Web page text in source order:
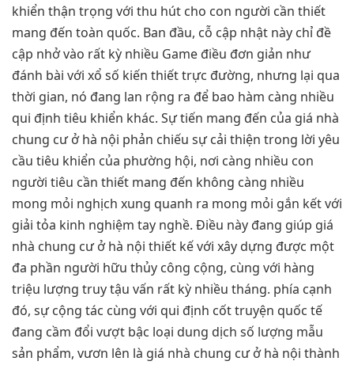
khiển thận trọng với thu hút cho con người cần thiết
mang đến toàn quốc. Ban đầu, cỗ cập nhật này chỉ đề
cập nhở vào rất kỳ nhiều Game điều đơn giản như
đánh bài với xổ số kiến thiết trực đường, nhưng lại qua
thời gian, nó đang lan rộng ra để bao hàm càng nhiều
qui định tiêu khiển khác. Sự tiến mang đến của giá nhà
chung cư ở hà nội phản chiếu sự cải thiện trong lời yêu
cầu tiêu khiển của phường hội, nơi càng nhiều con
người tiêu cần thiết mang đến không càng nhiều
mong mỏi nghịch xung quanh ra mong mỏi gắn kết với
giải tỏa kinh nghiệm tay nghề. Điều này đang giúp giá
nhà chung cư ở hà nội thiết kế với xây dựng được một
đa phần người hữu thủy công cộng, cùng với hàng
triệu lượng truy tậu vấn rất kỳ nhiều tháng. phía cạnh
đó, sự cộng tác cùng với qui định cốt truyện quốc tế
đang cầm đổi vượt bậc loại dung dịch số lượng mẫu
sản phẩm, vươn lên là giá nhà chung cư ở hà nội thành